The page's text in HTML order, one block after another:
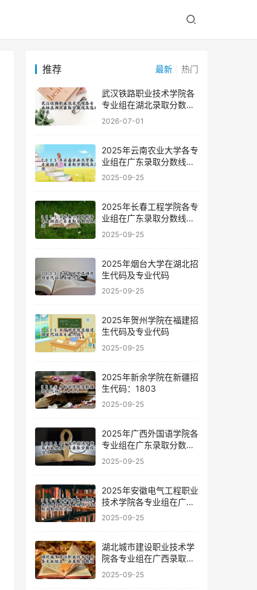
推荐 最新 热门
武汉铁路职业技术学院各
专业组在湖北录取分数线
及选科要求
2026-07-01
2025年云南农业大学各专
业组在广东录取分数线及
位次
2025-09-25
2025年长春工程学院各专
业组在广东录取分数线及
位次
2025-09-25
2025年烟台大学在湖北招
生代码及专业代码
2025-09-25
2025年贺州学院在福建招
生代码及专业代码
2025-09-25
2025年新余学院在新疆招
生代码：1803
2025-09-25
2025年广西外国语学院各
专业组在广东录取分数线
及位次
2025-09-25
2025年安徽电气工程职业
技术学院各专业组在广东
录取分数线及位次
2025-09-25
湖北城市建设职业技术学
院各专业组在广西录取分
数线
2025-09-25